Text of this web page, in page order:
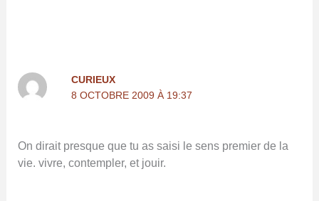
CURIEUX
8 OCTOBRE 2009 À 19:37
On dirait presque que tu as saisi le sens premier de la
vie. vivre, contempler, et jouir.